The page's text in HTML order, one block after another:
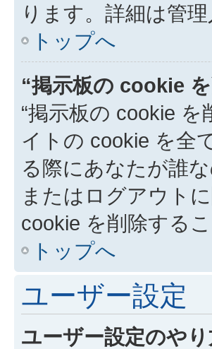
ります。詳細は管
トップへ
“掲示板の cookie
“掲示板の cookie
イトの cookie を全
る際にあなたが誰
またはログアウト
cookie を削除する
トップへ
ユーザー設定
ユーザー設定のやり